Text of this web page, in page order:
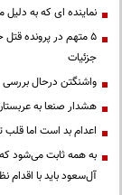
نماینده ای که به
۵ متهم در پرونده
جزئیات
واشنگتن درحال بررسی
هشدار صنعا به
اعدام بد است اما قلب
به همه ثابت می‌شود
آل‌سعود باید با اقدام